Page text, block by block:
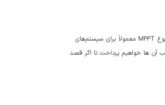
شارژ کنترلر خورشیدی دارای دو نوع اصلی می باشد که عبارتند از MPPT و PWM. این دو عملکرد مشابهی دارند، اما نوع MPPT معمولاً برای سیستم‌های
آن ها خواهیم پرداخت تا اگر قصد